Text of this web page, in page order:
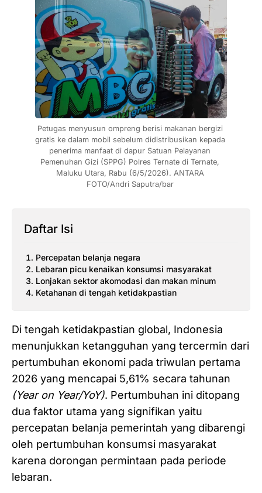
Petugas menyusun ompreng berisi makanan bergizi
gratis ke dalam mobil sebelum didistribusikan kepada
penerima manfaat di dapur Satuan Pelayanan
Pemenuhan Gizi (SPPG) Polres Ternate di Ternate,
Maluku Utara, Rabu (6/5/2026). ANTARA
FOTO/Andri Saputra/bar
Daftar Isi
Percepatan belanja negara
Lebaran picu kenaikan konsumsi masyarakat
Lonjakan sektor akomodasi dan makan minum
Ketahanan di tengah ketidakpastian
Di tengah ketidakpastian global, Indonesia
menunjukkan ketangguhan yang tercermin dari
pertumbuhan ekonomi pada triwulan pertama
2026 yang mencapai 5,61% secara tahunan
(Year on Year/YoY). Pertumbuhan ini ditopang
dua faktor utama yang signifikan yaitu
percepatan belanja pemerintah yang dibarengi
oleh pertumbuhan konsumsi masyarakat
karena dorongan permintaan pada periode
lebaran.